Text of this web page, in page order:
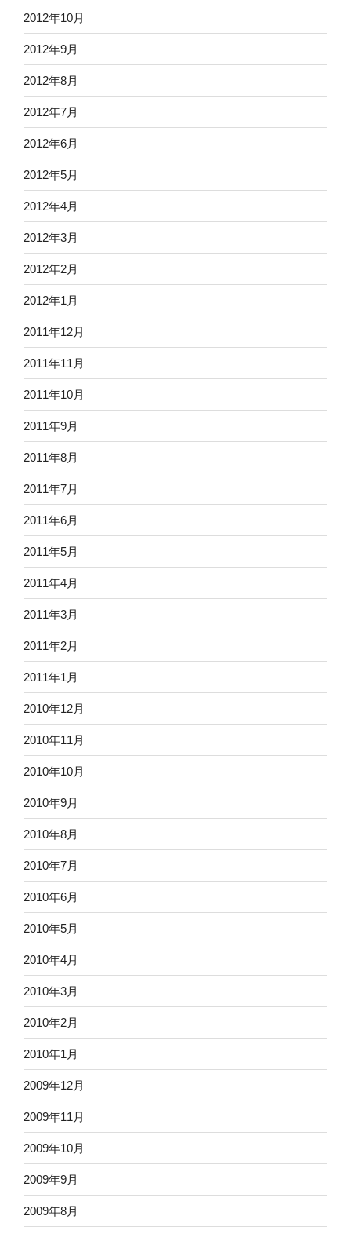
2012年10月
2012年9月
2012年8月
2012年7月
2012年6月
2012年5月
2012年4月
2012年3月
2012年2月
2012年1月
2011年12月
2011年11月
2011年10月
2011年9月
2011年8月
2011年7月
2011年6月
2011年5月
2011年4月
2011年3月
2011年2月
2011年1月
2010年12月
2010年11月
2010年10月
2010年9月
2010年8月
2010年7月
2010年6月
2010年5月
2010年4月
2010年3月
2010年2月
2010年1月
2009年12月
2009年11月
2009年10月
2009年9月
2009年8月